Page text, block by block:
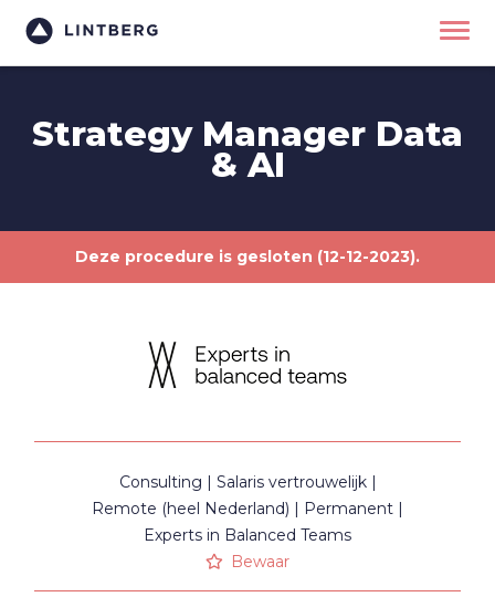
Strategy Manager Data
& AI
Deze procedure is gesloten (12-12-2023).
Consulting
Salaris vertrouwelijk
Remote (heel Nederland)
Permanent
Experts in Balanced Teams
Bewaar